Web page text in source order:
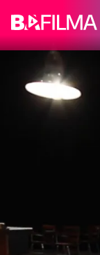
Pasar al